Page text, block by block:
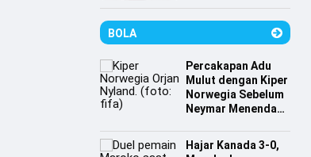
BOLA
Percakapan Adu
Mulut dengan Kiper
Norwegia Sebelum
Neymar Menendang
Hajar Kanada 3-0,